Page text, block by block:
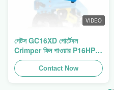
VIDEO
গেটস GC16XD পোর্টেবল
Crimper ফিন পাওয়ার P16HP
ম্যানুয়াল হাইড্রোলিক তারের
Crimper বিক্রয়Contact Now